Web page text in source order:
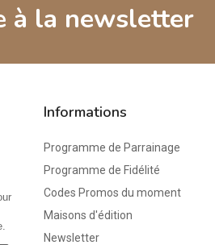
à la newsletter
Informations
Programme de Parrainage
Programme de Fidélité
Codes Promos du moment
Maisons d'édition
Newsletter